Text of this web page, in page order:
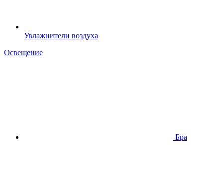
Увлажнители воздуха
Освещение
Бра